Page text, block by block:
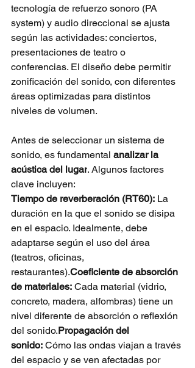
tecnología de refuerzo sonoro (PA
system) y audio direccional se ajusta
según las actividades: conciertos,
presentaciones de teatro o
conferencias. El diseño debe permitir
zonificación del sonido, con diferentes
áreas optimizadas para distintos
niveles de volumen.
Antes de seleccionar un sistema de
sonido, es fundamental analizar la
acústica del lugar. Algunos factores
clave incluyen:
Tiempo de reverberación (RT60): La
duración en la que el sonido se disipa
en el espacio. Idealmente, debe
adaptarse según el uso del área
(teatros, oficinas,
restaurantes).Coeficiente de absorción
de materiales: Cada material (vidrio,
concreto, madera, alfombras) tiene un
nivel diferente de absorción o reflexión
del sonido.Propagación del
sonido: Cómo las ondas viajan a través
del espacio y se ven afectadas por